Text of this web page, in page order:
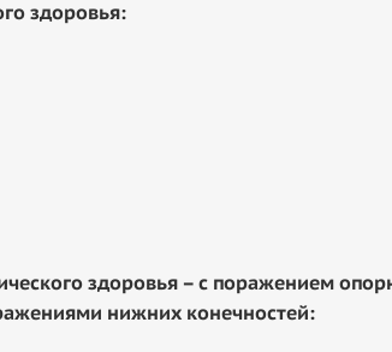
здоровья:
здоровья – с поражением
нижних конечностей: